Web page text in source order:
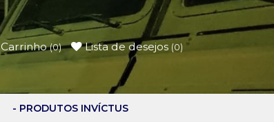
Carrinho(0) Lista de desejos (0)
- PRODUTOS INVÍCTUS